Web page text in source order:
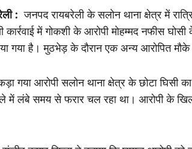
: जनपद रायबरेली के सलोन थाना क्षेत्र में
में गोकशी के आरोपी मोहम्मद नफीस
गया है। मुठभेड़ के दौरान एक अन्य आरोपित मौके
गया आरोपी सलोन थाना क्षेत्र के छोटा घिसी
में लंबे समय से फरार चल रहा था। आरोपी के